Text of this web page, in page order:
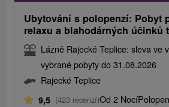
Ubytování s polopenzí: Pobyt
relaxu a blahodárných účinků
Lázně Rajecké Teplice: sleva ve
vybrané pobyty do 31.08.2026
Rajecké Teplice
9,5 (423 recenzí)Od 2 Nocí